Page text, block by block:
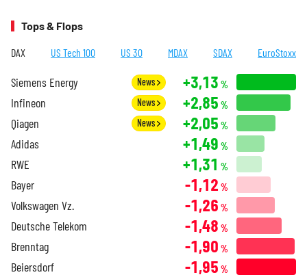
Tops & Flops
DAX US Tech 100 US 30 MDAX SDAX EuroStoxx
Siemens Energy News +3,13 %
Infineon News +2,85 %
Qiagen News +2,05 %
Adidas +1,49 %
RWE +1,31 %
Bayer -1,12 %
Volkswagen Vz. -1,26 %
Deutsche Telekom -1,48 %
Brenntag -1,90 %
Beiersdorf -1,95 %